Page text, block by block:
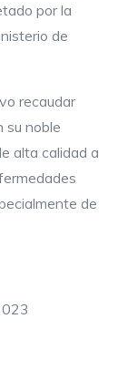
por la
de
recaudar
su noble
alta calidad a
de